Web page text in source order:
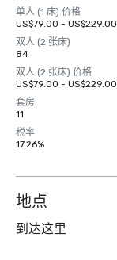
单人 (1 床) 价格
US$79.00 - US$229.00
双人 (2 张床)
84
双人 (2 张床) 价格
US$79.00 - US$229.00
套房
11
税率
17.26%
地点
到达这里